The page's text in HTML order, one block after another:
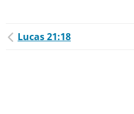
Lucas 21:18